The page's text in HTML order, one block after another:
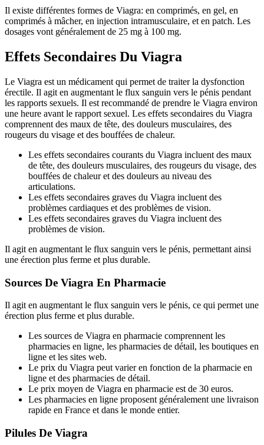
Il existe différentes formes de Viagra: en comprimés, en gel, en
comprimés à mâcher, en injection intramusculaire, et en patch. Les
dosages vont généralement de 25 mg à 100 mg.
Effets Secondaires Du Viagra
Le Viagra est un médicament qui permet de traiter la dysfonction
érectile. Il agit en augmentant le flux sanguin vers le pénis pendant
les rapports sexuels. Il est recommandé de prendre le Viagra environ
une heure avant le rapport sexuel. Les effets secondaires du Viagra
comprennent des maux de tête, des douleurs musculaires, des
rougeurs du visage et des bouffées de chaleur.
Les effets secondaires courants du Viagra incluent des maux
de tête, des douleurs musculaires, des rougeurs du visage, des
bouffées de chaleur et des douleurs au niveau des
articulations.
Les effets secondaires graves du Viagra incluent des
problèmes cardiaques et des problèmes de vision.
Les effets secondaires graves du Viagra incluent des
problèmes de vision.
Il agit en augmentant le flux sanguin vers le pénis, permettant ainsi
une érection plus ferme et plus durable.
Sources De Viagra En Pharmacie
Il agit en augmentant le flux sanguin vers le pénis, ce qui permet une
érection plus ferme et plus durable.
Les sources de Viagra en pharmacie comprennent les
pharmacies en ligne, les pharmacies de détail, les boutiques en
ligne et les sites web.
Le prix du Viagra peut varier en fonction de la pharmacie en
ligne et des pharmacies de détail.
Le prix moyen de Viagra en pharmacie est de 30 euros.
Les pharmacies en ligne proposent généralement une livraison
rapide en France et dans le monde entier.
Pilules De Viagra